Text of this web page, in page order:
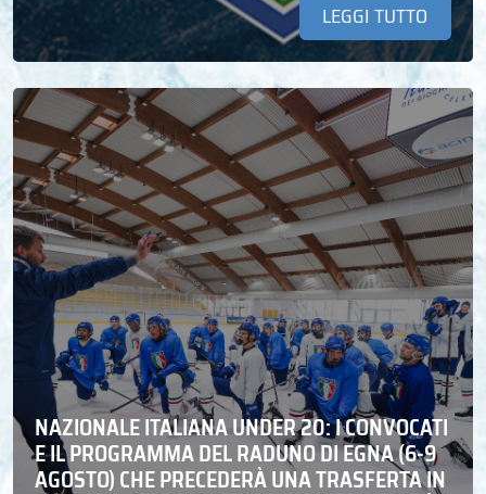
LEGGI TUTTO
NAZIONALE ITALIANA UNDER 20: I CONVOCATI
E IL PROGRAMMA DEL RADUNO DI EGNA (6-9
AGOSTO) CHE PRECEDERÀ UNA TRASFERTA IN